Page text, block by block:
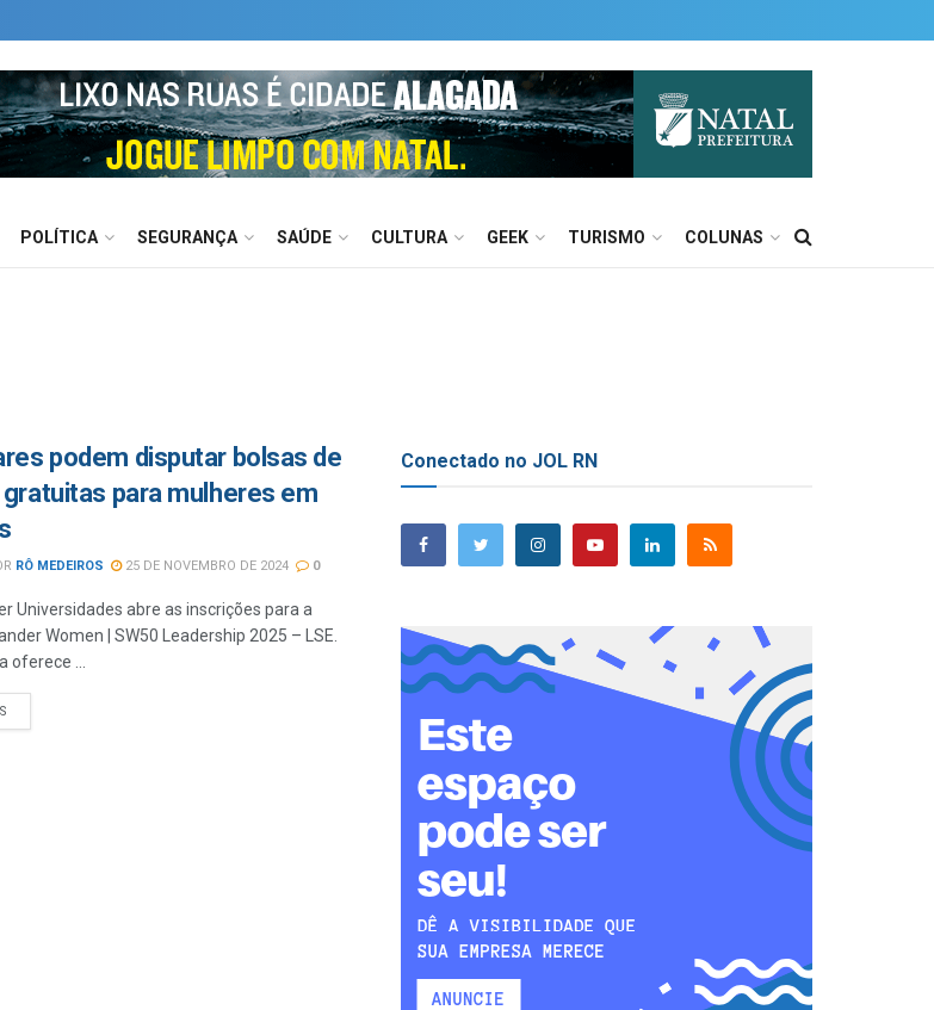
POLÍTICA SEGURANÇA SAÚDE CULTURA GEEK TURISMO COLUNAS
podem disputar bolsas de
para mulheres em
RÔ MEDEIROS 25 DE NOVEMBRO DE 2024 0
Universidades abre as inscrições para a
Women | SW50 Leadership 2025 – LSE.
oferece ...
Conectado no JOL RN